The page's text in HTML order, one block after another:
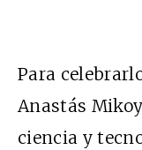
Para
Anastás
ciencia y